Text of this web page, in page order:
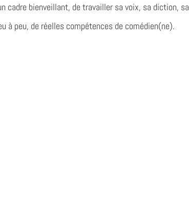
cadre bienveillant, de travailler sa voix, sa diction, sa
à peu, de réelles compétences de comédien(ne).